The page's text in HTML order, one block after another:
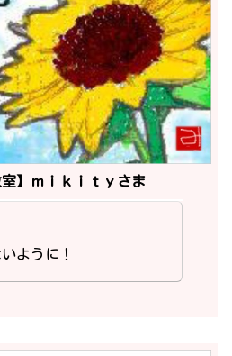
】ｍｉｋｉｔｙさま
ように！